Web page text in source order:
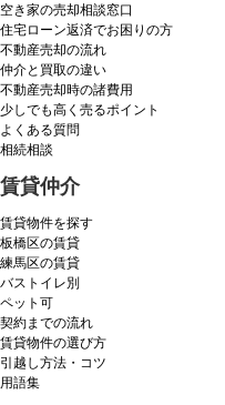
空き家の売却相談窓口
住宅ローン返済でお困りの方
不動産売却の流れ
仲介と買取の違い
不動産売却時の諸費用
少しでも高く売るポイント
よくある質問
相続相談
賃貸仲介
賃貸物件を探す
板橋区の賃貸
練馬区の賃貸
バストイレ別
ペット可
契約までの流れ
賃貸物件の選び方
引越し方法・コツ
用語集